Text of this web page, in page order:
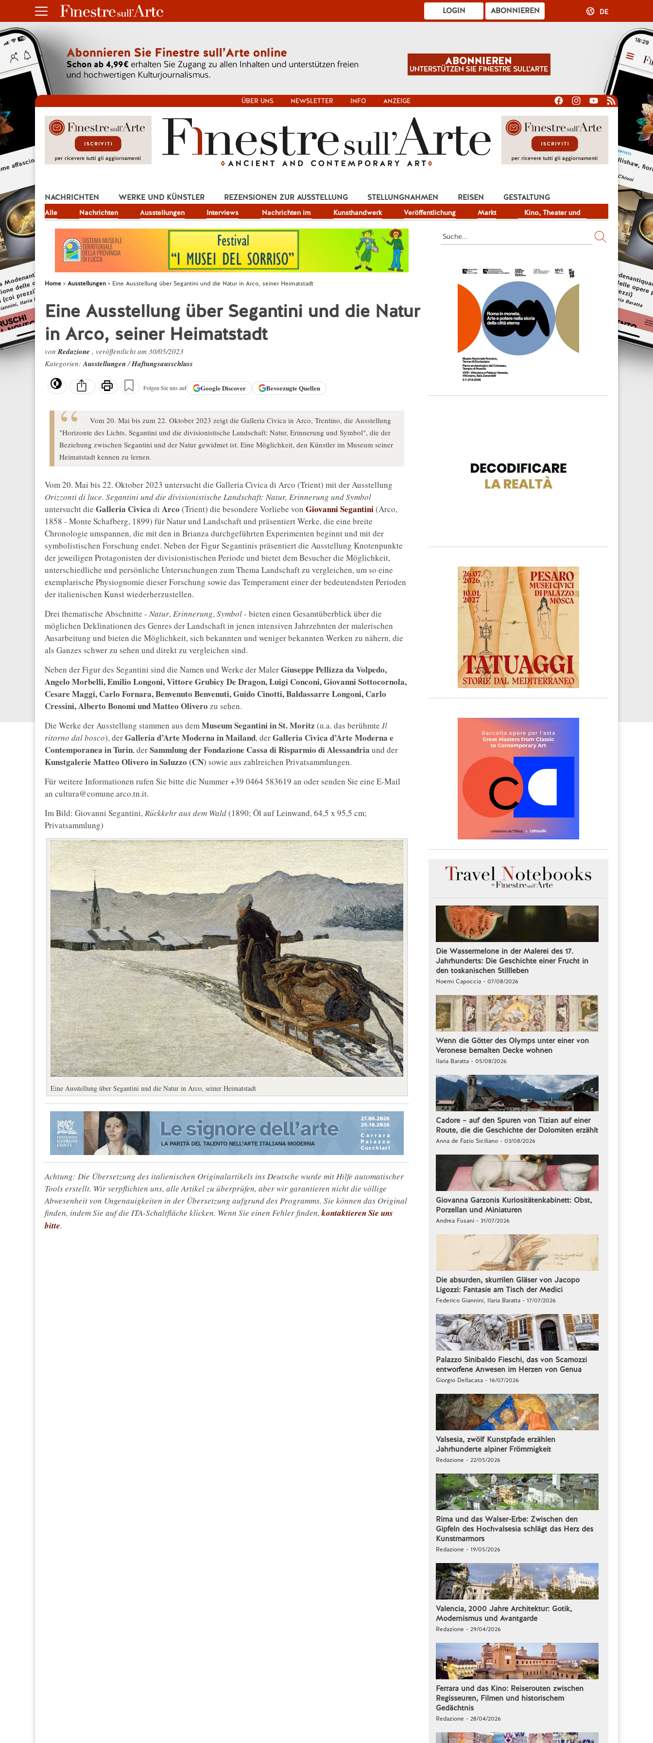
ABONNIEREN
LOGIN DE
ÜBER UNS NEWSLETTER INFO ANZEIGE
NACHRICHTEN
Alle Nachrichten Ausstellungen Interviews
Nachrichten im
Fokus
Kunsthandwerk Veröffentlichung Markt
Kino, Theater und
Fernsehen
WERKE UND KÜNSTLER REZENSIONEN ZUR AUSSTELLUNG STELLUNGNAHMEN REISEN
GESTALTUNG
JOB
Home Ausstellungen Eine Ausstellung über Segantini und die Natur in Arco, seiner Heimatstadt
Eine Ausstellung über Segantini und die Natur
in Arco, seiner Heimatstadt
vonRedazione , veröffentlicht am 30/05/2023
Kategorien:Ausstellungen/Haftungsausschluss
Folgen Sie uns auf GoogleDiscover Bevorzugte Quellen
Vom 20. Mai bis zum 22. Oktober 2023 zeigt die Galleria Civica in Arco, Trentino, die Ausstellung
"Horizonte des Lichts. Segantini und die divisionistische Landschaft: Natur, Erinnerung und Symbol", die der
Beziehung zwischen Segantini und der Natur gewidmet ist. Eine Möglichkeit, den Künstler im Museum seiner
Heimatstadt kennen zu lernen.
Vom 20. Mai bis 22. Oktober 2023 untersucht die Galleria Civica di Arco (Trient) mit der Ausstellung
Orizzonti di luce. Segantini und die divisionistische Landschaft: Natur, Erinnerung und Symbol
untersucht die Galleria Civica di Arco (Trient) die besondere Vorliebe von Giovanni Segantini(Arco,
1858 - Monte Schafberg, 1899) für Natur und Landschaft und präsentiert Werke, die eine breite
Chronologie umspannen, die mit den in Brianza durchgeführten Experimenten beginnt und mit der
symbolistischen Forschung endet. Neben der Figur Segantinis präsentiert die Ausstellung Knotenpunkte
der jeweiligen Protagonisten der divisionistischen Periode und bietet dem Besucher die Möglichkeit,
unterschiedliche und persönliche Untersuchungen zum Thema Landschaft zu vergleichen, um so eine
exemplarische Physiognomie dieser Forschung sowie das Temperament einer der bedeutendsten Perioden
der italienischen Kunst wiederherzustellen.
Drei thematische Abschnitte - Natur,Erinnerung,Symbol- bieten einen Gesamtüberblick über die
möglichen Deklinationen des Genres der Landschaft in jenen intensiven Jahrzehnten der malerischen
Ausarbeitung und bieten die Möglichkeit, sich bekannten und weniger bekannten Werken zu nähern, die
als Ganzes schwer zu sehen und direkt zu vergleichen sind.
Neben der Figur des Segantini sind die Namen und Werke der MalerGiuseppe Pellizza da Volpedo,
Angelo Morbelli, Emilio Longoni, Vittore Grubicy De Dragon, Luigi Conconi, Giovanni Sottocornola,
Cesare Maggi, Carlo Fornara, Benvenuto Benvenuti, Guido Cinotti, Baldassarre Longoni, Carlo
Cressini, Alberto Bonomi und Matteo Olivero zu sehen.
Die Werke der Ausstellung stammen aus demMuseum Segantini in St. Moritz (u.a. das berühmte Il
ritorno dal bosco), derGalleria d’Arte Moderna in Mailand, derGalleria Civica d’Arte Moderna e
Contemporanea in Turin, derSammlung der Fondazione Cassa di Risparmio di Alessandria und der
Kunstgalerie Matteo Olivero in Saluzzo (CN) sowie aus zahlreichen Privatsammlungen.
Für weitere Informationen rufen Sie bitte die Nummer +39 0464 583619 an oder senden Sie eine E-Mail
an cultura@comune.arco.tn.it.
Im Bild: Giovanni Segantini,Rückkehr aus dem Wald(1890; Öl auf Leinwand, 64,5 x 95,5 cm;
Privatsammlung)
Eine Ausstellung über Segantini und die Natur in Arco, seiner Heimatstadt
Achtung: Die Übersetzung des italienischen Originalartikels ins Deutsche wurde mit Hilfe automatischer
Tools erstellt. Wir verpflichten uns, alle Artikel zu überprüfen, aber wir garantieren nicht die völlige
Abwesenheit von Ungenauigkeiten in der Übersetzung aufgrund des Programms. Sie können das Original
finden, indem Sie auf die ITA-Schaltfläche klicken. Wenn Sie einen Fehler finden,kontaktieren Sie uns
bitte.
Die Wassermelone in der Malerei des 17.
Jahrhunderts: Die Geschichte einer Frucht in
den toskanischen Stillleben
Noemi Capoccia - 07/08/2026
Wenn die Götter des Olymps unter einer von
Veronese bemalten Decke wohnen
Ilaria Baratta - 05/08/2026
Cadore – auf den Spuren von Tizian auf einer
Route, die die Geschichte der Dolomiten erzählt
Anna de Fazio Siciliano - 03/08/2026
Giovanna Garzonis Kuriositätenkabinett: Obst,
Porzellan und Miniaturen
Andrea Fusani - 31/07/2026
Die absurden, skurrilen Gläser von Jacopo
Ligozzi: Fantasie am Tisch der Medici
Federico Giannini, Ilaria Baratta - 17/07/2026
Palazzo Sinibaldo Fieschi, das von Scamozzi
entworfene Anwesen im Herzen von Genua
Giorgio Dellacasa - 16/07/2026
Valsesia, zwölf Kunstpfade erzählen
Jahrhunderte alpiner Frömmigkeit
Redazione - 22/05/2026
Rima und das Walser-Erbe: Zwischen den
Gipfeln des Hochvalsesia schlägt das Herz des
Kunstmarmors
Redazione - 19/05/2026
Valencia, 2000 Jahre Architektur: Gotik,
Modernismus und Avantgarde
Redazione - 29/04/2026
Ferrara und das Kino: Reiserouten zwischen
Regisseuren, Filmen und historischem
Gedächtnis
Redazione - 28/04/2026